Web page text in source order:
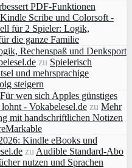
PDF-Funktionen
Scribe und Colorsoft -
für 2 Spieler: Logik,
die ganze Familie
Rechenspaß und Denksport
zu Spielerisch
und mehrsprachige
steigern
wen sich Apples günstiges
- Vokabelesel.de zu Mehr
mit handschriftlichen Notizen
Kindle eBooks und
zu Audible Standard-Abo
nutzen und Sprachen